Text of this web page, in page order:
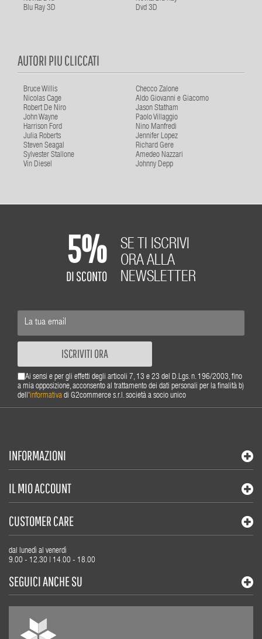
Blu Ray 3D
Dvd 3D
AUTORI PIU CLICCATI
Bruce Willis
Checco Zalone
Nicolas Cage
Aldo Giovanni e Giacomo
Robert De Niro
Jason Statham
John Wayne
Paolo Villaggio
Harrison Ford
Nino Manfredi
Julia Roberts
Jennifer Lopez
Steven Seagal
Richard Gere
Sylvester Stallone
Amedeo Nazzari
Vin Diesel
Johnny Depp
5%
DI SCONTO
SE TI ISCRIVI
ORA ALLA
NEWSLETTER
ISCRIVITI ORA
Ai sensi e per gli effetti degli articoli 7, 13 e 23 del D.Lgs. n. 196/2003, fino
a mia opposizione, acconsento al trattamento dei dati personali per la finalità b)
dell'informativa di G2commerce s.r.l. società a socio unico
INFORMAZIONI
IL MIO ACCOUNT
CUSTOMER CARE
dal lunedì al venerdì
9.00 - 12.30 | 14.00 - 18.00
SEGUICI ANCHE SU